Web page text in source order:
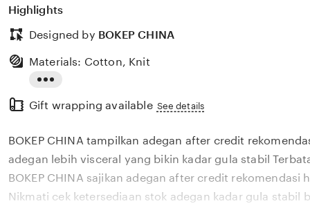
Highlights
Designed by BOKEP CHINA
the
description
Materials: Cotton, Knit
Gift wrapping available See details
BOKEP CHINA tampilkan adegan after credit
adegan lebih visceral yang bikin kadar gula stabil
BOKEP CHINA sajikan adegan after credit rekomendasi
Nikmati cek ketersediaan stok adegan kadar gula stabil